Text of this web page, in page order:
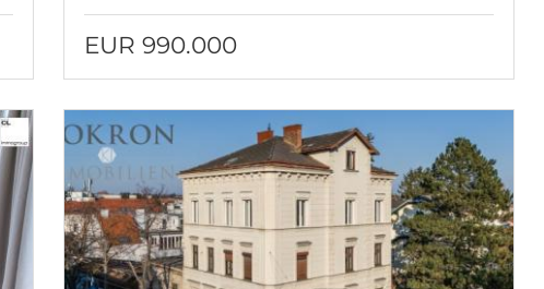
EUR 990.000